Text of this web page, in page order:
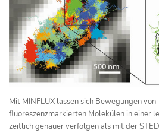
Mit MINFLUX lassen sich Bewegungen von
fluoreszenzmarkierten Molekülen in einer
zeitlich genauer verfolgen als mit der